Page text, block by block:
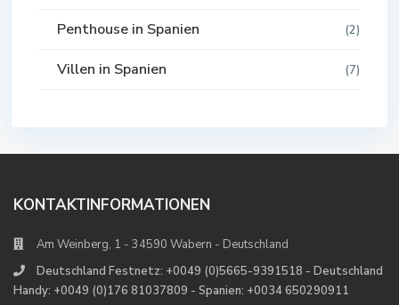
Penthouse in Spanien (2)
Villen in Spanien (7)
KONTAKTINFORMATIONEN
Am Weinberg, 1 - 34590 Wabern - Deutschland
Deutschland Festnetz: +0049 (0)5665-9391518 - Deutschland
Handy: +0049 (0)176 81037809 - Spanien: +0034 650290911